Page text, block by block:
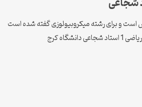
و برای رشته میکروبیولوزی گفته شده است
کرج